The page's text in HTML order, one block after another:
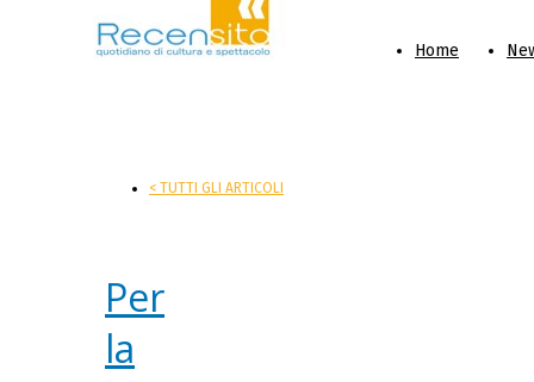
Home
< TUTTI GLI ARTICOLI
Per
la